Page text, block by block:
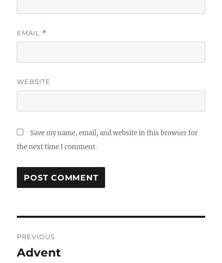
EMAIL *
WEBSITE
Save my name, email, and website in this browser for
the next time I comment.
navigation
PREVIOUS
Previous
Advent